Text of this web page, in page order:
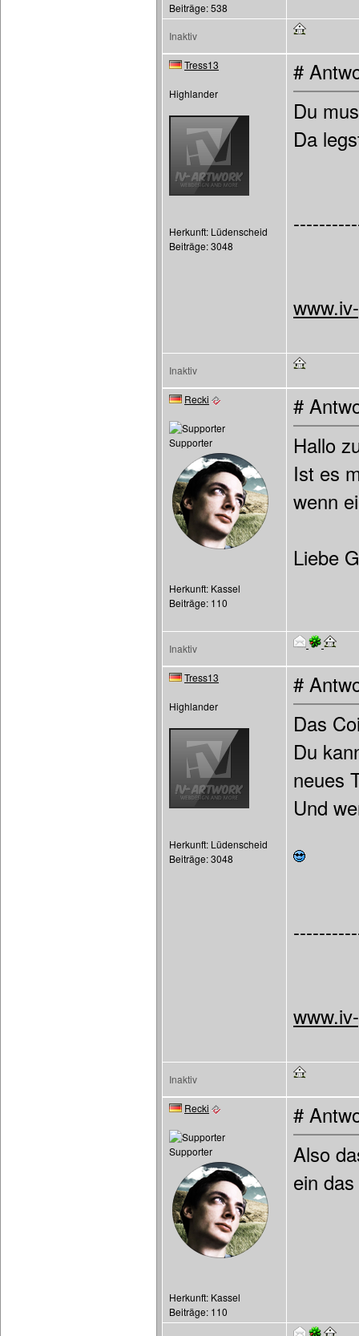
Beiträge: 538
Inaktiv
Tress13
Highlander
Herkunft: Lüdenscheid
Beiträge: 3048
#
Du
Da
Inaktiv
Recki
Supporter
Herkunft: Kassel
Beiträge: 110
#
Hallo
Ist es
wenn
Liebe
Inaktiv
Tress13
Highlander
Herkunft: Lüdenscheid
Beiträge: 3048
#
Das
Du
neues
Und
Inaktiv
Recki
Supporter
Herkunft: Kassel
Beiträge: 110
#
Also
ein